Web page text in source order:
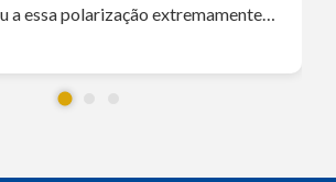
a essa polarização extremamente…